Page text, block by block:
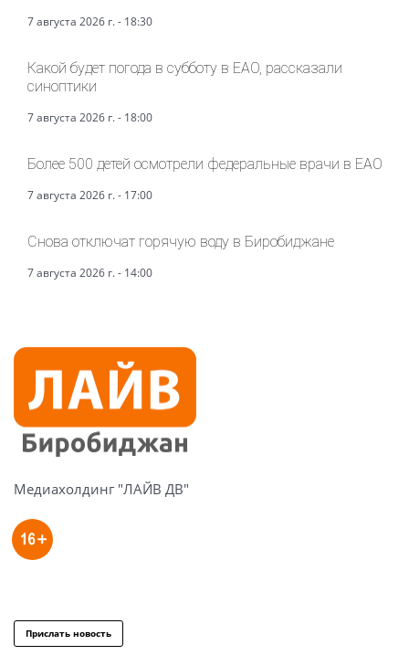
7 августа 2026 г. - 18:30
Какой будет погода в субботу в ЕАО, рассказали
синоптики
7 августа 2026 г. - 18:00
Более 500 детей осмотрели федеральные врачи в ЕАО
7 августа 2026 г. - 17:00
Снова отключат горячую воду в Биробиджане
7 августа 2026 г. - 14:00
Медиахолдинг "ЛАЙВ ДВ"
Прислать новость